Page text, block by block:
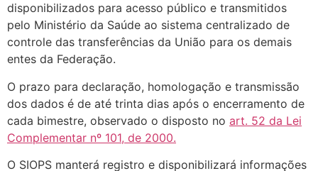
disponibilizados para acesso público e transmitidos
pelo Ministério da Saúde ao sistema centralizado de
controle das transferências da União para os demais
entes da Federação.
O prazo para declaração, homologação e transmissão
dos dados é de até trinta dias após o encerramento de
cada bimestre, observado o disposto no art. 52 da Lei
Complementar nº 101, de 2000.
O SIOPS manterá registro e disponibilizará informações